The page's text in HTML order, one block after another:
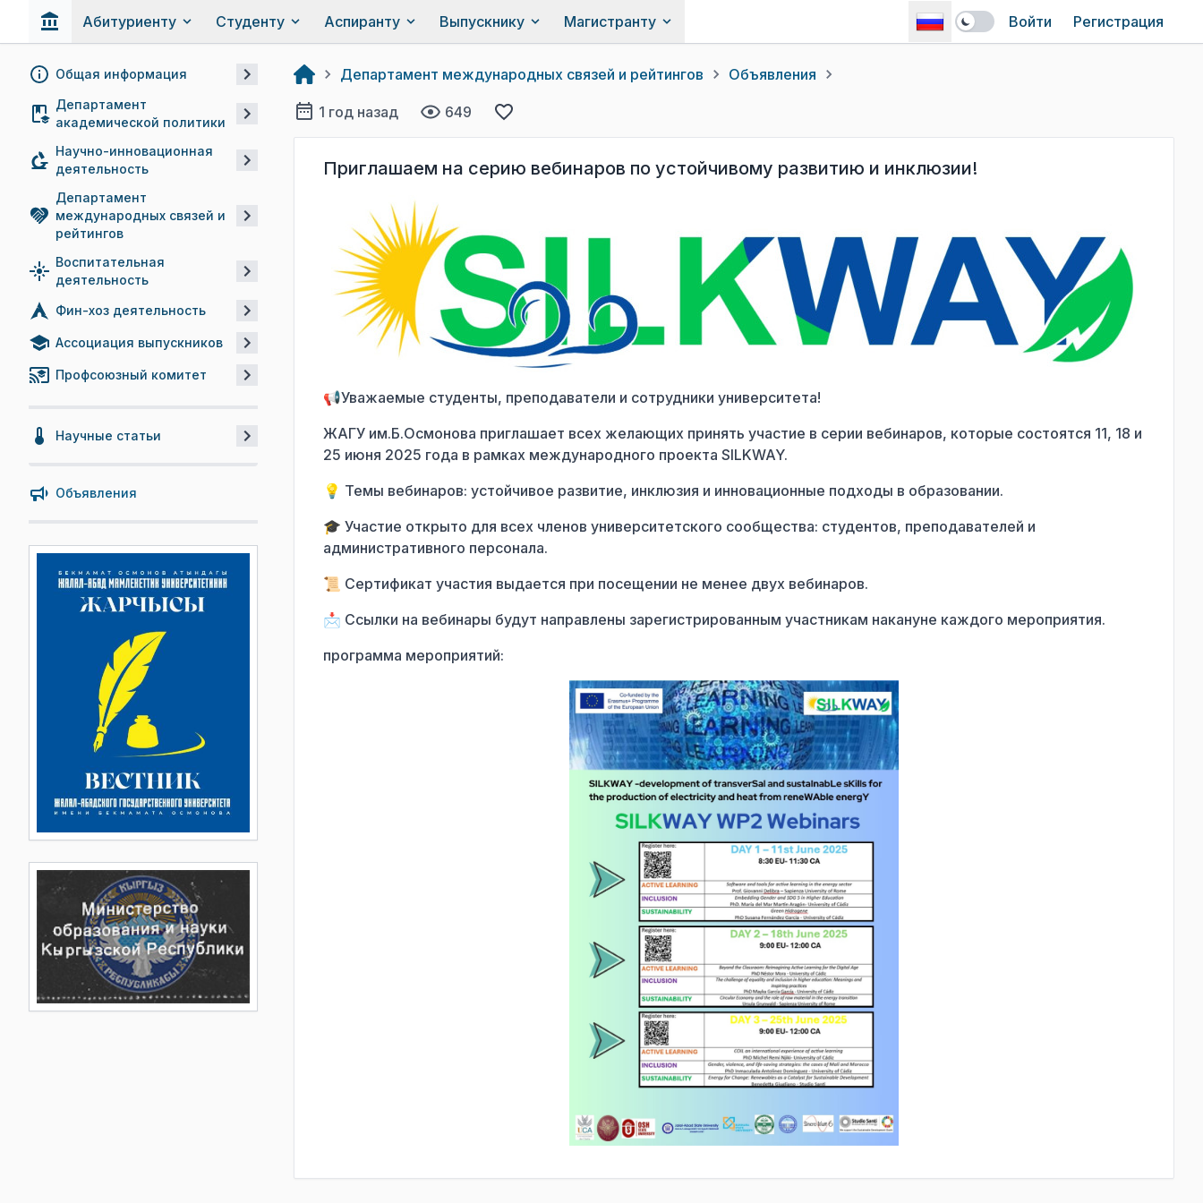
Абитуриенту Студенту Аспиранту Выпускнику Магистранту Войти Регистрация
Общая информация
Департамент
академической политики
Научно-инновационная
деятельность
Департамент
международных связей и
рейтингов
Воспитательная
деятельность
Фин-хоз деятельность
Ассоциация выпускников
Профсоюзный комитет
Научные статьи
Объявления
Департамент международных связей и рейтингов Объявления
1 год назад 649
Приглашаем на серию вебинаров по устойчивому развитию и инклюзии!
📢Уважаемые студенты, преподаватели и сотрудники университета!
ЖАГУ им.Б.Осмонова приглашает всех желающих принять участие в серии вебинаров, которые состоятся 11, 18 и
25 июня 2025 года в рамках международного проекта SILKWAY.
💡 Темы вебинаров: устойчивое развитие, инклюзия и инновационные подходы в образовании.
🎓 Участие открыто для всех членов университетского сообщества: студентов, преподавателей и
административного персонала.
📜 Сертификат участия выдается при посещении не менее двух вебинаров.
📩 Ссылки на вебинары будут направлены зарегистрированным участникам накануне каждого мероприятия.
программа мероприятий: